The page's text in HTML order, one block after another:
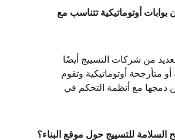
أوتوماتيكية تتناسب مع
العديد من شركات التسييج أيضًا
أو متأرجحة أوتوماتيكية وتقوم
دمجها مع أنظمة التحكم في
السلامة للتسييج حول موقع البناء؟